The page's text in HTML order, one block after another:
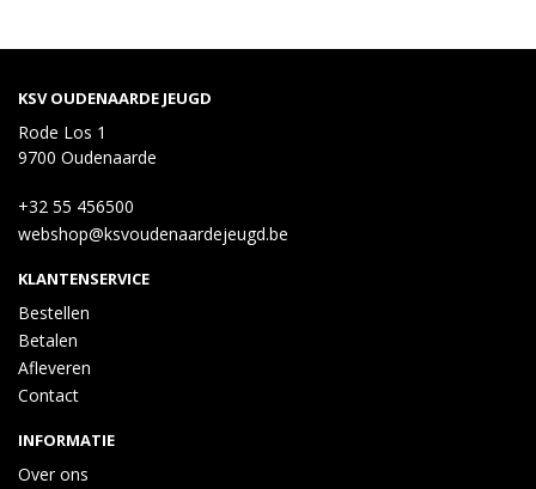
KSV OUDENAARDE JEUGD
Rode Los 1
9700 Oudenaarde
+32 55 456500
webshop@ksvoudenaardejeugd.be
KLANTENSERVICE
Bestellen
Betalen
Afleveren
Contact
INFORMATIE
Over ons